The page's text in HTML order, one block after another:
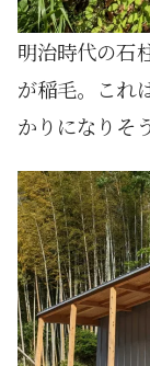
明治時代の石
が稲毛。これ
かりになりそ